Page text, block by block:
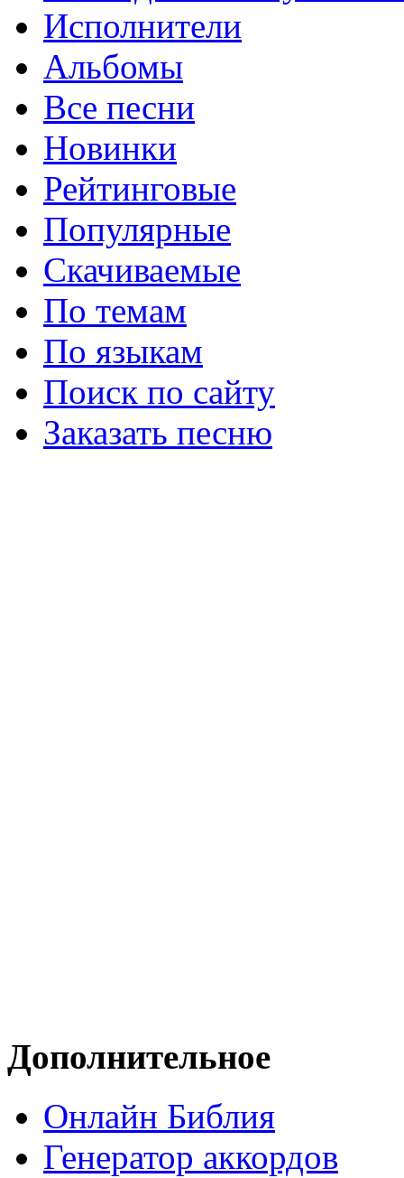
Исполнители
Альбомы
Все песни
Новинки
Рейтинговые
Популярные
Скачиваемые
По темам
По языкам
Поиск по сайту
Заказать песню
Дополнительное
Онлайн Библия
Генератор аккордов